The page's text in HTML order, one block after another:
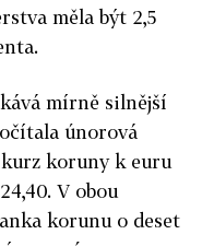
měla být 2,5
mírně silnější
únorová
koruny k euru
V obou
korunu o deset